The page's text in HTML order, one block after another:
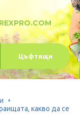
Цъфтящи
какво да се